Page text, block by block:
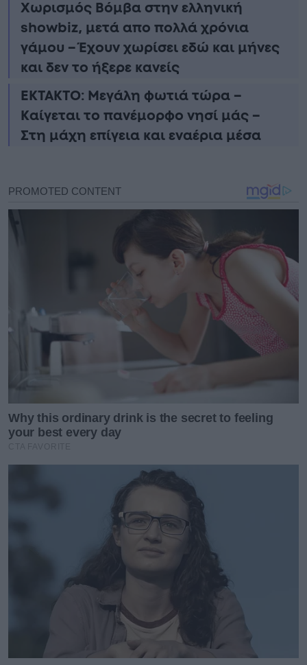
Χωρισμός Bóμβα στην ελληνική
showbiz, μετά απο πολλά χρόνια
γάμου – Έχουν χωρίσει εδώ και μήνες
και δεν το ήξερε κανείς
ΕΚΤΑΚΤΟ: Μεγάλη φωτιά τώρα –
Καίγεται το πανέμορφο νησί μάς –
Στη μάχη επίγεια και εναέρια μέσα